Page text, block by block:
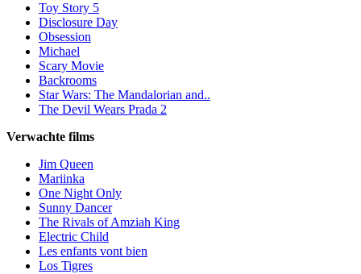
Toy Story 5
Disclosure Day
Obsession
Michael
Scary Movie
Backrooms
Star Wars: The Mandalorian and..
The Devil Wears Prada 2
Verwachte films
Jim Queen
Mariinka
One Night Only
Sunny Dancer
The Rivals of Amziah King
Electric Child
Les enfants vont bien
Los Tigres